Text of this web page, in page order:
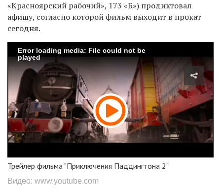
«Красноярский рабочий», 173 «Б») продиктовал
афишу, согласно которой фильм выходит в прокат
сегодня.
Error loading media: File could not be
played
Трейлер фильма "Приключения Паддингтона 2"
Видео: www.youtube.com